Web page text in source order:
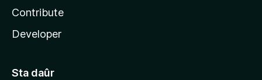
Contribute
Developer
Sta daûr